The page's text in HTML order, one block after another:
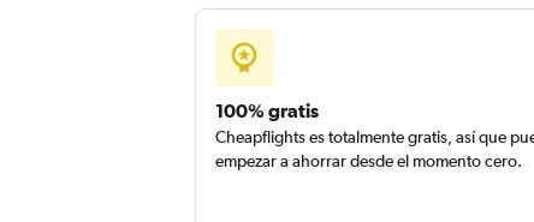
100% gratis
Cheapflights es totalmente gratis, así que
empezar a ahorrar desde el momento cero.